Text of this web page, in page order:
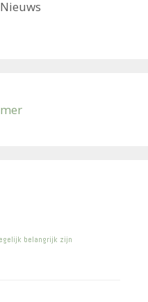
Nieuws
belangrijk zijn